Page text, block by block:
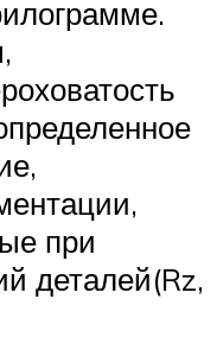
при
деталей(Rz,